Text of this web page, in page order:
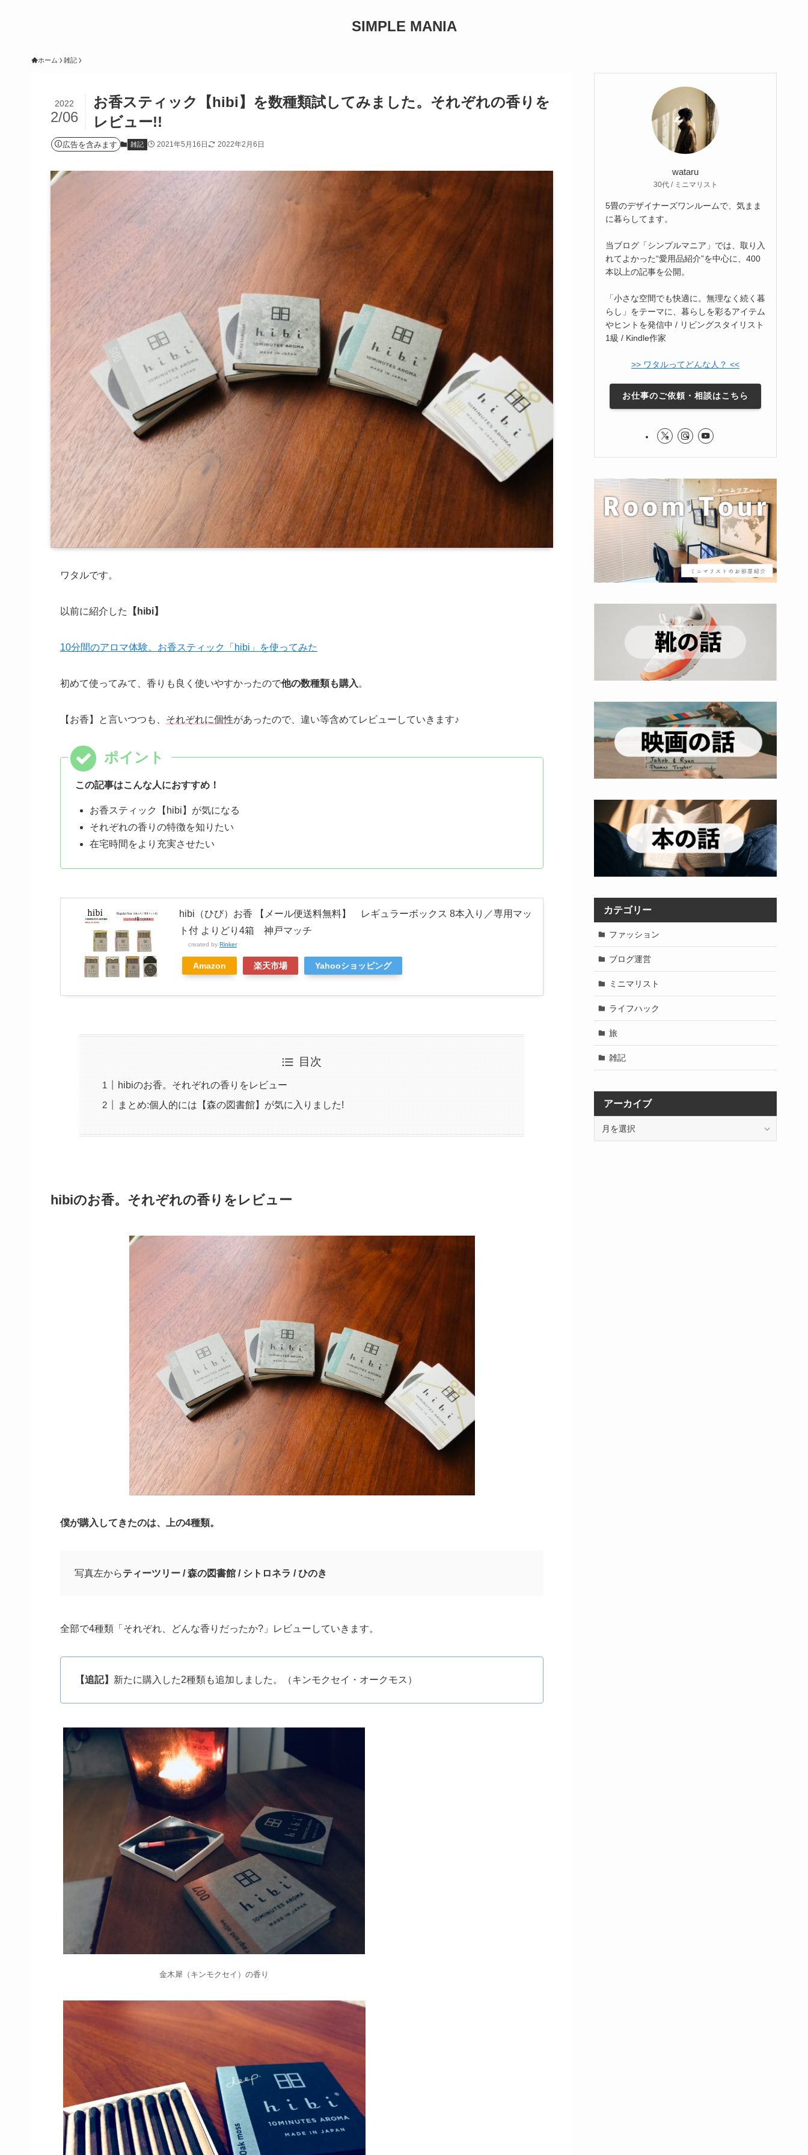
SIMPLE MANIA
ホーム 雑記
お香スティック【hibi】を数種類試してみました。それぞれの香りを
レビュー!!
2022
2/06
広告を含みます 雑記 2021年5月16日 2022年2月6日
ワタルです。
以前に紹介した 【hibi】
10分間のアロマ体験。お香スティック「hibi」を使ってみた
初めて使ってみて、香りも良く使いやすかったので他の数種類も購入 。
【お香】と言いつつも、 それぞれに個性があったので、違い等含めてレビューしていきます♪
この記事はこんな人におすすめ！
お香スティック【hibi】が気になる
それぞれの香りの特徴を知りたい
在宅時間をより充実させたい
hibi（ひび）お香 【メール便送料無料】 レギュラーボックス 8本入り／専用マッ
ト付 よりどり4箱 神戸マッチ
created by Rinker
Amazon 楽天市場 Yahooショッピング
目次
hibiのお香。それぞれの香りをレビュー
まとめ:個人的には【森の図書館】が気に入りました!
hibiのお香。それぞれの香りをレビュー
僕が購入してきたのは、上の4種類。
写真左からティーツリー / 森の図書館 / シトロネラ / ひのき
全部で4種類「それぞれ、どんな香りだったか?」レビューしていきます。
【追記】 新たに購入した2種類も追加しました。（キンモクセイ・オークモス）
金木犀（キンモクセイ）の香り
wataru
30代 / ミニマリスト
5畳のデザイナーズワンルームで、気まま
に暮らしてます。
当ブログ「シンプルマニア」では、取り入
れてよかった“愛用品紹介”を中心に、400
本以上の記事を公開。
「小さな空間でも快適に。無理なく続く暮
らし」をテーマに、暮らしを彩るアイテム
やヒントを発信中 / リビングスタイリスト
1級 / Kindle作家
>> ワタルってどんな人？ <<
お仕事のご依頼・相談はこちら
カテゴリー
ファッション
ブログ運営
ミニマリスト
ライフハック
旅
雑記
アーカイブ